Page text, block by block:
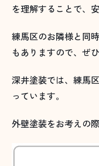
を理解することで、
練馬区のお隣様と同
もありますので、ぜ
深井塗装では、練馬
っています。
外壁塗装をお考えの